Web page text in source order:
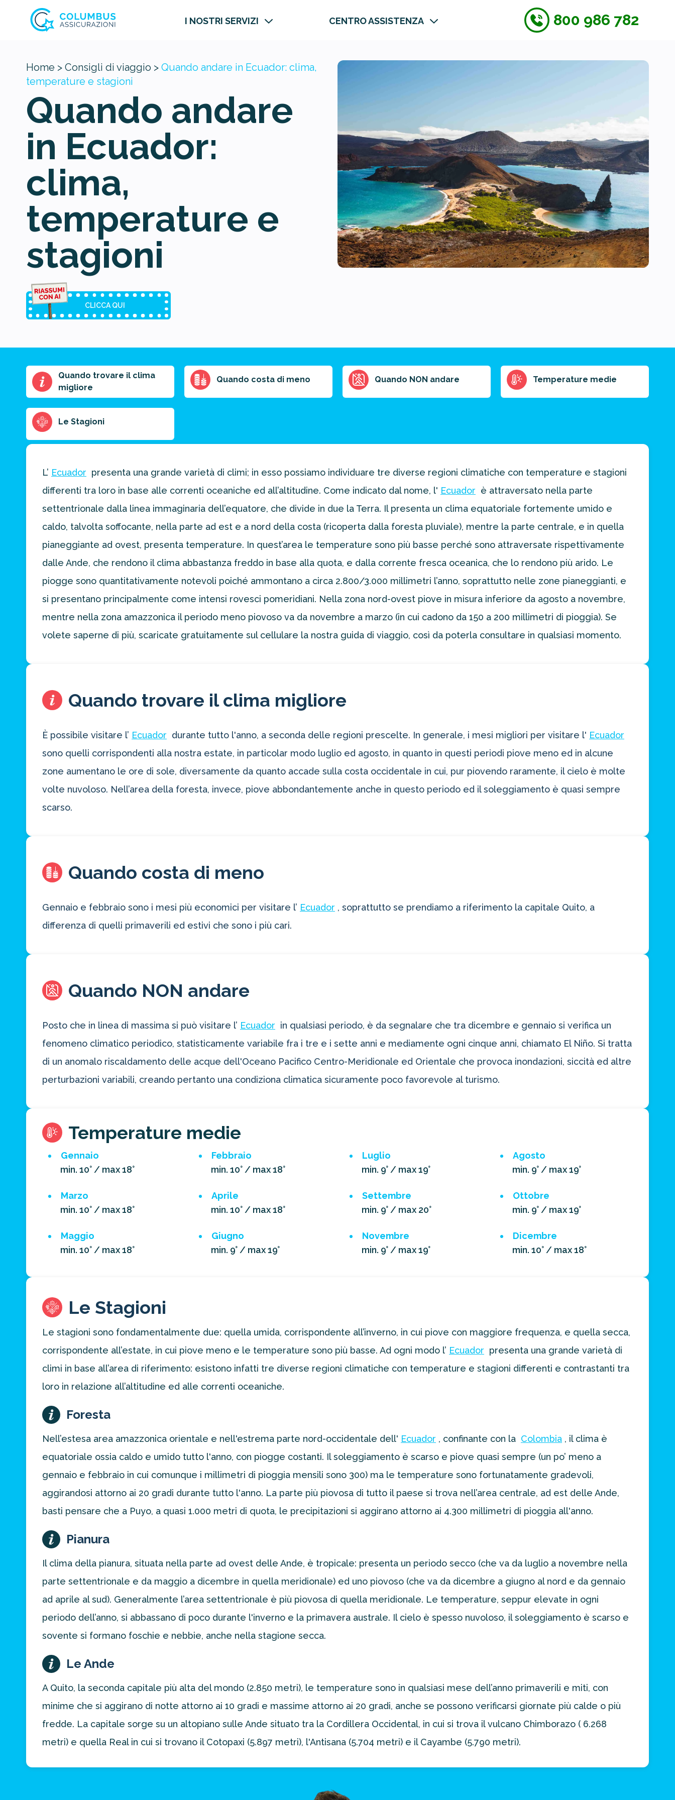
I NOSTRI SERVIZI CENTRO ASSISTENZA 800 986 782
Home > Consigli di viaggio > Quando andare in Ecuador: clima,
temperature e stagioni
Quando andare
in Ecuador:
clima,
temperature e
stagioni
CLICCA QUI
Riassunto
dell'articolo
del riassunto
Breve Medio Punti chiave
preventivo
personalizzato
per la tua
prossima
di viaggio.
PREVENTIVO
Quando trovare il clima
migliore
Quando costa di meno Quando NON andare Temperature medie
Le Stagioni
L’ Ecuador presenta una grande varietà di climi; in esso possiamo individuare tre diverse regioni climatiche con temperature e stagioni
differenti tra loro in base alle correnti oceaniche ed all’altitudine. Come indicato dal nome, l' Ecuador è attraversato nella parte
settentrionale dalla linea immaginaria dell’equatore, che divide in due la Terra. Il presenta un clima equatoriale fortemente umido e
caldo, talvolta soffocante, nella parte ad est e a nord della costa (ricoperta dalla foresta pluviale), mentre la parte centrale, e in quella
pianeggiante ad ovest, presenta temperature. In quest’area le temperature sono più basse perché sono attraversate rispettivamente
dalle Ande, che rendono il clima abbastanza freddo in base alla quota, e dalla corrente fresca oceanica, che lo rendono più arido. Le
piogge sono quantitativamente notevoli poiché ammontano a circa 2.800/3.000 millimetri l’anno, soprattutto nelle zone pianeggianti, e
si presentano principalmente come intensi rovesci pomeridiani. Nella zona nord-ovest piove in misura inferiore da agosto a novembre,
mentre nella zona amazzonica il periodo meno piovoso va da novembre a marzo (in cui cadono da 150 a 200 millimetri di pioggia). Se
volete saperne di più, scaricate gratuitamente sul cellulare la nostra guida di viaggio, così da poterla consultare in qualsiasi momento.
Quando trovare il clima migliore
È possibile visitare l’ Ecuador durante tutto l'anno, a seconda delle regioni prescelte. In generale, i mesi migliori per visitare l' Ecuador
sono quelli corrispondenti alla nostra estate, in particolar modo luglio ed agosto, in quanto in questi periodi piove meno ed in alcune
zone aumentano le ore di sole, diversamente da quanto accade sulla costa occidentale in cui, pur piovendo raramente, il cielo è molte
volte nuvoloso. Nell’area della foresta, invece, piove abbondantemente anche in questo periodo ed il soleggiamento è quasi sempre
scarso.
Quando costa di meno
Gennaio e febbraio sono i mesi più economici per visitare l’ Ecuador , soprattutto se prendiamo a riferimento la capitale Quito, a
differenza di quelli primaverili ed estivi che sono i più cari.
Quando NON andare
Posto che in linea di massima si può visitare l’ Ecuador in qualsiasi periodo, è da segnalare che tra dicembre e gennaio si verifica un
fenomeno climatico periodico, statisticamente variabile fra i tre e i sette anni e mediamente ogni cinque anni, chiamato El Niño. Si tratta
di un anomalo riscaldamento delle acque dell'Oceano Pacifico Centro-Meridionale ed Orientale che provoca inondazioni, siccità ed altre
perturbazioni variabili, creando pertanto una condiziona climatica sicuramente poco favorevole al turismo.
Temperature medie
Gennaio
min. 10° / max 18°
Febbraio
min. 10° / max 18°
Marzo
min. 10° / max 18°
Aprile
min. 10° / max 18°
Maggio
min. 10° / max 18°
Giugno
min. 9° / max 19°
Luglio
min. 9° / max 19°
Agosto
min. 9° / max 19°
Settembre
min. 9° / max 20°
Ottobre
min. 9° / max 19°
Novembre
min. 9° / max 19°
Dicembre
min. 10° / max 18°
Le Stagioni
Le stagioni sono fondamentalmente due: quella umida, corrispondente all’inverno, in cui piove con maggiore frequenza, e quella secca,
corrispondente all’estate, in cui piove meno e le temperature sono più basse. Ad ogni modo l’ Ecuador presenta una grande varietà di
climi in base all’area di riferimento: esistono infatti tre diverse regioni climatiche con temperature e stagioni differenti e contrastanti tra
loro in relazione all’altitudine ed alle correnti oceaniche.
Foresta
Nell’estesa area amazzonica orientale e nell'estrema parte nord-occidentale dell' Ecuador , confinante con la Colombia , il clima è
equatoriale ossia caldo e umido tutto l'anno, con piogge costanti. Il soleggiamento è scarso e piove quasi sempre (un po’ meno a
gennaio e febbraio in cui comunque i millimetri di pioggia mensili sono 300) ma le temperature sono fortunatamente gradevoli,
aggirandosi attorno ai 20 gradi durante tutto l'anno. La parte più piovosa di tutto il paese si trova nell’area centrale, ad est delle Ande,
basti pensare che a Puyo, a quasi 1.000 metri di quota, le precipitazioni si aggirano attorno ai 4.300 millimetri di pioggia all'anno.
Pianura
Il clima della pianura, situata nella parte ad ovest delle Ande, è tropicale: presenta un periodo secco (che va da luglio a novembre nella
parte settentrionale e da maggio a dicembre in quella meridionale) ed uno piovoso (che va da dicembre a giugno al nord e da gennaio
ad aprile al sud). Generalmente l’area settentrionale è più piovosa di quella meridionale. Le temperature, seppur elevate in ogni
periodo dell’anno, si abbassano di poco durante l'inverno e la primavera australe. Il cielo è spesso nuvoloso, il soleggiamento è scarso e
sovente si formano foschie e nebbie, anche nella stagione secca.
Le Ande
A Quito, la seconda capitale più alta del mondo (2.850 metri), le temperature sono in qualsiasi mese dell’anno primaverili e miti, con
minime che si aggirano di notte attorno ai 10 gradi e massime attorno ai 20 gradi, anche se possono verificarsi giornate più calde o più
fredde. La capitale sorge su un altopiano sulle Ande situato tra la Cordillera Occidental, in cui si trova il vulcano Chimborazo ( 6.268
metri) e quella Real in cui si trovano il Cotopaxi (5.897 metri), l'Antisana (5.704 metri) e il Cayambe (5.790 metri).
Risparmia oltre il 21%!
approfitta del nostro 4-2-1
4 promozioni, 2 omaggi e 1 Novità!